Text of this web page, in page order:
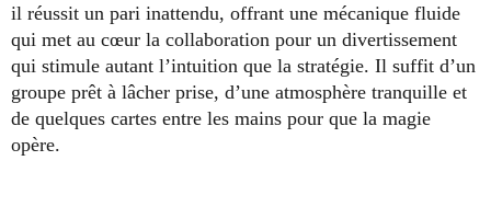
il réussit un pari inattendu, offrant une mécanique fluide
qui met au cœur la collaboration pour un divertissement
qui stimule autant l’intuition que la stratégie. Il suffit d’un
groupe prêt à lâcher prise, d’une atmosphère tranquille et
de quelques cartes entre les mains pour que la magie
opère.